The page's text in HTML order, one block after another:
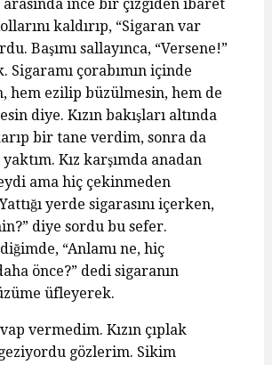
arasında ince bir çizgiden ibaret
kaldırıp, “Sigaran var
Başımı sallayınca, “Versene!”
Sigaramı çorabımın içinde
hem ezilip büzülmesin, hem de
diye. Kızın bakışları altında
bir tane verdim, sonra da
Kız karşımda anadan
ama hiç çekinmeden
yerde sigarasını içerken,
diye sordu bu sefer.
“Anlamı ne, hiç
önce?” dedi sigaranın
üfleyerek.
vermedim. Kızın çıplak
gözlerim. Sikim